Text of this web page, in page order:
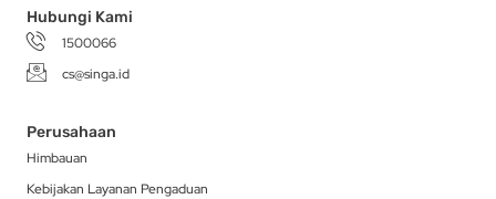
Hubungi Kami
1500066
cs@singa.id
Perusahaan
Himbauan
Kebijakan Layanan Pengaduan